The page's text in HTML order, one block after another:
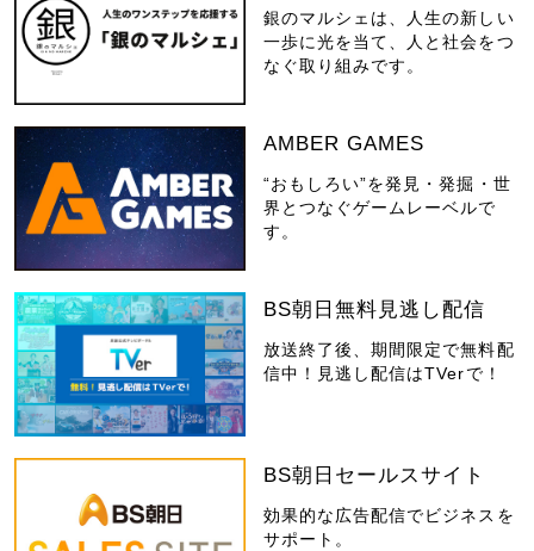
銀のマルシェは、人生の新しい
一歩に光を当て、人と社会をつ
なぐ取り組みです。
AMBER GAMES
“おもしろい”を発見・発掘・世
界とつなぐゲームレーベルで
す。
BS朝日無料見逃し配信
放送終了後、期間限定で無料配
信中！見逃し配信はTVerで！
BS朝日セールスサイト
効果的な広告配信でビジネスを
サポート。